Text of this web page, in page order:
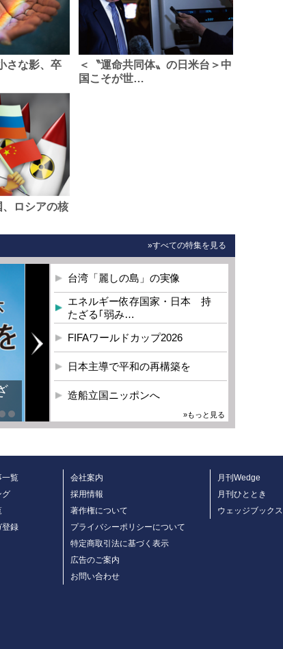
さな影、卒
＜〝運命共同体〟の日米台＞中
国こそが世…
ロシアの核
»すべての特集を見る
台湾「麗しの島」の実像
エネルギー依存国家・日本 持
たざる｢弱み…
FIFAワールドカップ2026
日本主導で平和の再構築を
造船立国ニッポンへ
»もっと見る
一覧
グ
登録
会社案内
採用情報
著作権について
プライバシーポリシーについて
特定商取引法に基づく表示
広告のご案内
お問い合わせ
月刊Wedge
月刊ひととき
ウェッジブックス